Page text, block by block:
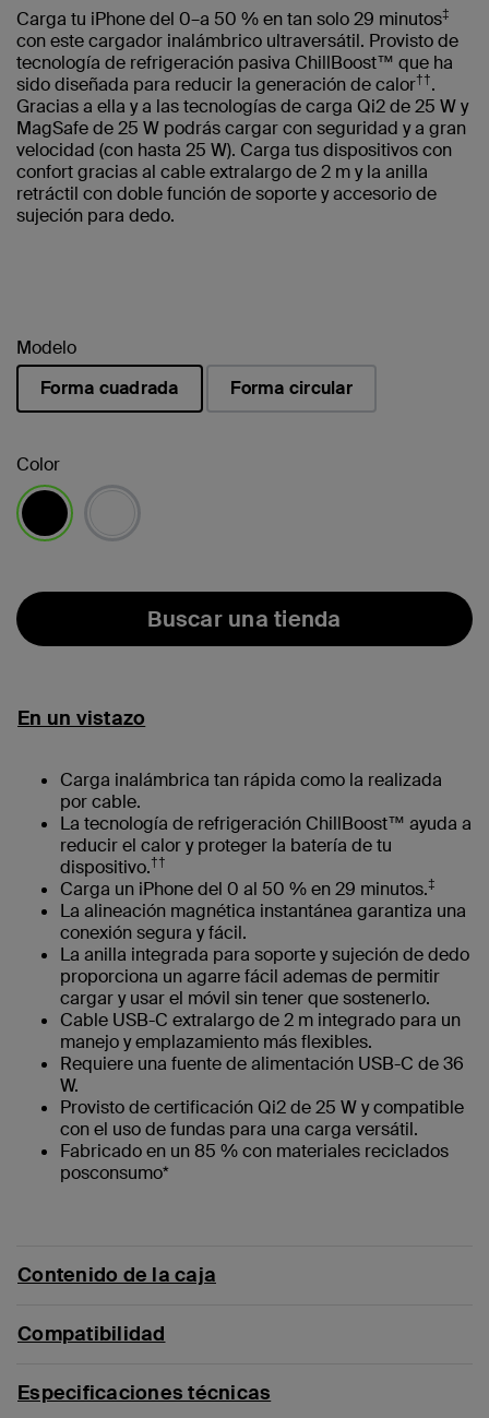
Carga tu iPhone del 0–a 50 % en tan solo 29 minutos‡
con este cargador inalámbrico ultraversátil. Provisto de
tecnología de refrigeración pasiva ChillBoost™ que ha
sido diseñada para reducir la generación de calor††.
Gracias a ella y a las tecnologías de carga Qi2 de 25 W y
MagSafe de 25 W podrás cargar con seguridad y a gran
velocidad (con hasta 25 W). Carga tus dispositivos con
confort gracias al cable extralargo de 2 m y la anilla
retráctil con doble función de soporte y accesorio de
sujeción para dedo.
Modelo
Forma cuadrada
Forma circular
Color
Buscar una tienda
En un vistazo
Carga inalámbrica tan rápida como la realizada
por cable.
La tecnología de refrigeración ChillBoost™ ayuda a
reducir el calor y proteger la batería de tu
dispositivo.††
Carga un iPhone del 0 al 50 % en 29 minutos.‡
La alineación magnética instantánea garantiza una
conexión segura y fácil.
La anilla integrada para soporte y sujeción de dedo
proporciona un agarre fácil ademas de permitir
cargar y usar el móvil sin tener que sostenerlo.
Cable USB-C extralargo de 2 m integrado para un
manejo y emplazamiento más flexibles.
Requiere una fuente de alimentación USB-C de 36
W.
Provisto de certificación Qi2 de 25 W y compatible
con el uso de fundas para una carga versátil.
Fabricado en un 85 % con materiales reciclados
posconsumo*
Contenido de la caja
Compatibilidad
Especificaciones técnicas